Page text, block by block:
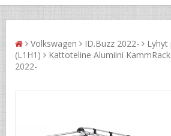
Volkswagen ID.Buzz 2022-
Lyhyt
(L1H1)
Kattoteline Alumiini
2022-